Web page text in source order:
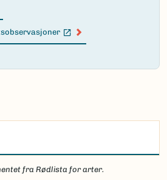
fra Rødlista for arter.